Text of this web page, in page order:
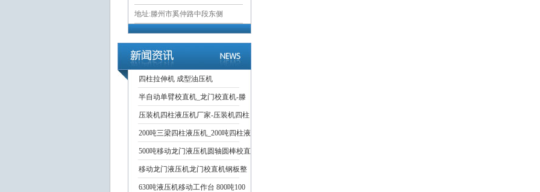
地址:滕州市奚仲路中段东侧
四柱拉伸机 成型油压机
半自动单臂校直机_龙门校直机-滕
压装机四柱液压机厂家-压装机四柱
200吨三梁四柱液压机_200吨四柱液
500吨移动龙门液压机圆轴圆棒校直
移动龙门液压机龙门校直机钢板整
630吨液压机移动工作台 800吨100